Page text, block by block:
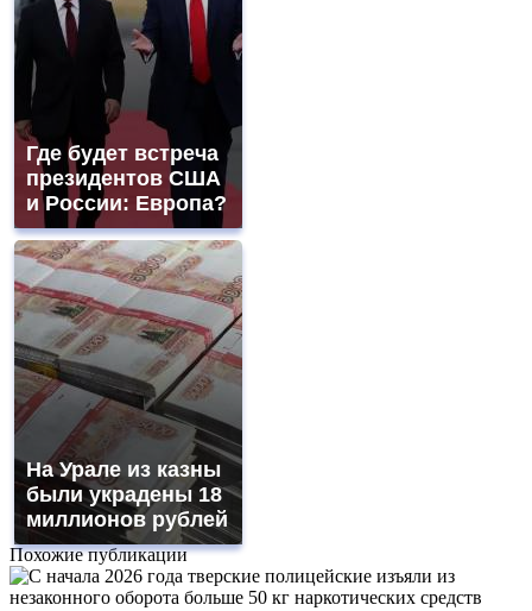
Где будет встреча
президентов США
и России: Европа?
На Урале из казны
были украдены 18
миллионов рублей
Похожие публикации